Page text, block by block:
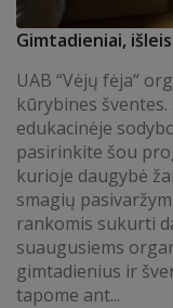
Gimtadieniai,
UAB “Vėjų fėja“
kūrybines
edukacinėje
pasirinkite šou
kurioje daugybė
smagių
rankomis sukurti
suaugusiems
gimtadienius ir
tapome ant...